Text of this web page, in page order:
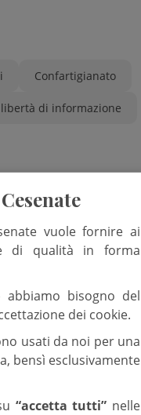
Confartigianato
libertà di informazione
vuole fornire ai
di qualità in forma
bisogno del
dei cookie.
usati da noi per una
bensì esclusivamente
“accetta tutti” nelle